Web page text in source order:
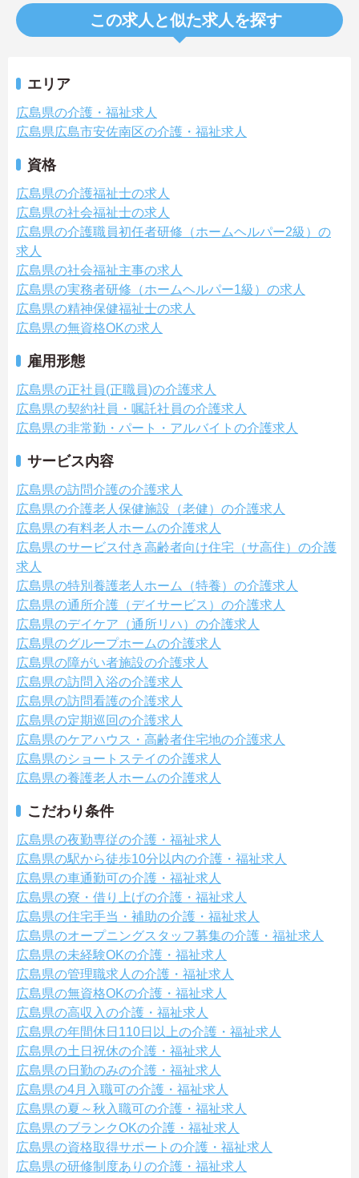
この求人と似た求人を探す
エリア
広島県の介護・福祉求人
広島県広島市安佐南区の介護・福祉求人
資格
広島県の介護福祉士の求人
広島県の社会福祉士の求人
広島県の介護職員初任者研修（ホームヘルパー2級）の
求人
広島県の社会福祉主事の求人
広島県の実務者研修（ホームヘルパー1級）の求人
広島県の精神保健福祉士の求人
広島県の無資格OKの求人
雇用形態
広島県の正社員(正職員)の介護求人
広島県の契約社員・嘱託社員の介護求人
広島県の非常勤・パート・アルバイトの介護求人
サービス内容
広島県の訪問介護の介護求人
広島県の介護老人保健施設（老健）の介護求人
広島県の有料老人ホームの介護求人
広島県のサービス付き高齢者向け住宅（サ高住）の介護
求人
広島県の特別養護老人ホーム（特養）の介護求人
広島県の通所介護（デイサービス）の介護求人
広島県のデイケア（通所リハ）の介護求人
広島県のグループホームの介護求人
広島県の障がい者施設の介護求人
広島県の訪問入浴の介護求人
広島県の訪問看護の介護求人
広島県の定期巡回の介護求人
広島県のケアハウス・高齢者住宅地の介護求人
広島県のショートステイの介護求人
広島県の養護老人ホームの介護求人
こだわり条件
広島県の夜勤専従の介護・福祉求人
広島県の駅から徒歩10分以内の介護・福祉求人
広島県の車通勤可の介護・福祉求人
広島県の寮・借り上げの介護・福祉求人
広島県の住宅手当・補助の介護・福祉求人
広島県のオープニングスタッフ募集の介護・福祉求人
広島県の未経験OKの介護・福祉求人
広島県の管理職求人の介護・福祉求人
広島県の無資格OKの介護・福祉求人
広島県の高収入の介護・福祉求人
広島県の年間休日110日以上の介護・福祉求人
広島県の土日祝休の介護・福祉求人
広島県の日勤のみの介護・福祉求人
広島県の4月入職可の介護・福祉求人
広島県の夏～秋入職可の介護・福祉求人
広島県のブランクOKの介護・福祉求人
広島県の資格取得サポートの介護・福祉求人
広島県の研修制度ありの介護・福祉求人